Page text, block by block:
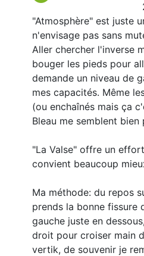
"Atmosphère" est juste
n'envisage pas sans
Aller chercher l'inverse
bouger les pieds pour
demande un niveau de
mes capacités. Même
(ou enchaînés mais ça
Bleau me semblent bien
"La Valse" offre un
convient beaucoup
Ma méthode: du repos
prends la bonne fissure
gauche juste en
droit pour croiser main
vertik, de souvenir je